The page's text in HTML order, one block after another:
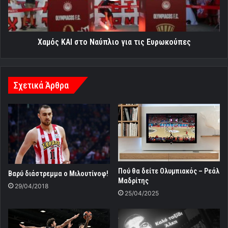
Ευρωκούπες
Χαμός ΚΑΙ στο Ναύπλιο για τις Ευρωκούπες
Σχετικά Άρθρα
Βαρύ διάστρεμμα ο Μιλουτίνοφ!
29/04/2018
Πού θα δείτε Ολυμπιακός – Ρεάλ
Μαδρίτης
25/04/2025